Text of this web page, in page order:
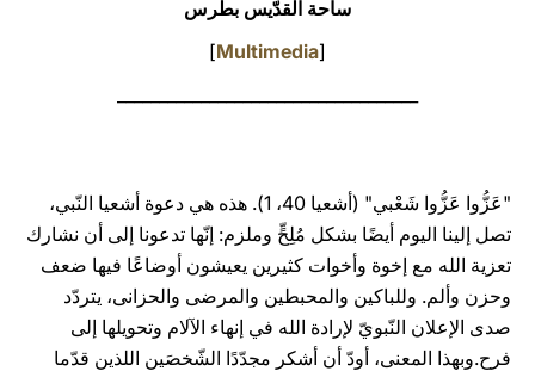
ساحة القدّيس بطرس
[
Multimedia
]
"عَزُّوا عَزُّوا شَعْبي" (أشعيا 40، 1). هذه هي دعوة أشعيا النّبي،
تصل إلينا اليوم أيضًا بشكل مُلِحٍّ وملزم: إنّها تدعونا إلى أن نشارك
تعزية الله مع إخوة وأخوات كثيرين يعيشون أوضاعًا فيها ضعف
وحزن وألم. وللباكين والمحبطين والمرضى والحزانى، يتردّد
صدى الإعلان النّبويّ لإرادة الله في إنهاء الآلام وتحويلها إلى
فرح.وبهذا المعنى، أودّ أن أشكر مجدّدًا الشّخصَين اللذين قدّما